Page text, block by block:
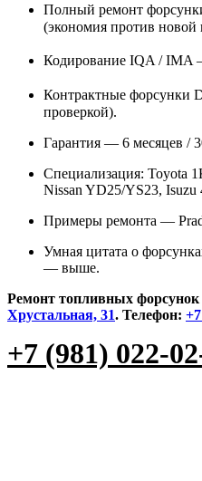
Полный ремонт
(экономия против новой
Кодирование IQA / IMA
Контрактные форсунки
проверкой).
Гарантия — 6 месяцев /
Специализация: Toyota
Nissan YD25/YS23, Isuzu
Примеры ремонта —
Умная цитата о
— выше.
Ремонт топливных
Хрустальная, 31. Телефон:
+7 (981) 022-